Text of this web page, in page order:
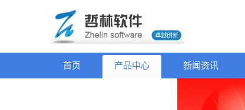
首页 产品中心 新闻资讯